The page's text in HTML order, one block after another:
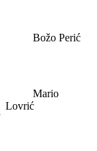
Božo Perić
Mario
Lovrić